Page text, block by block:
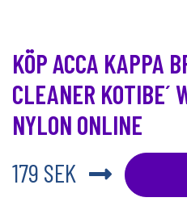
KÖP ACCA KAPPA
CLEANER KOTIBE´
NYLON ONLINE
179 SEK